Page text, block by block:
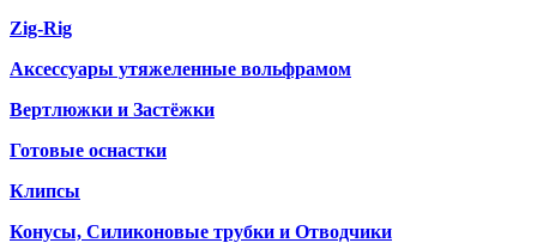
Zig-Rig
Аксессуары утяжеленные вольфрамом
Вертлюжки и Застёжки
Готовые оснастки
Клипсы
Конусы, Силиконовые трубки и Отводчики